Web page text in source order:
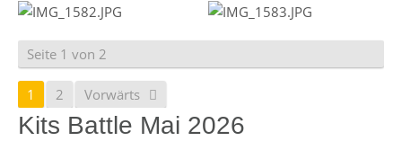
Seite 1 von 2
1 2 Vorwärts
Kits Battle Mai 2026